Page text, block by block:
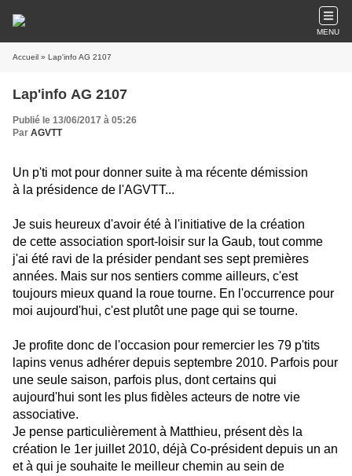
MENU
Accueil » Lap'info AG 2107
Lap'info AG 2107
Publié le 13/06/2017 à 05:26
Par AGVTT
Un p'ti mot pour donner suite à ma récente démission
à la présidence de l'AGVTT...
Je suis heureux d'avoir été à l'initiative de la création
de cette association sport-loisir sur la Gaub, tout comme
j'ai été ravi de la présider pendant ses sept premières
années. Mais sur nos sentiers comme ailleurs, c'est
toujours mieux quand la roue tourne. En l'occurrence pour
moi aujourd'hui, c'est plutôt une page qui se tourne.
Je profite donc de l'occasion pour remercier les 79 p'tits
lapins venus adhérer depuis septembre 2010. Parfois pour
une seule saison, parfois plus, dont certains qui
aujourd'hui sont les plus fidèles acteurs de notre vie
associative.
Je pense particulièrement à Matthieu, présent dès la
création le 1er juillet 2010, déjà Co-président depuis un an
et à qui je souhaite le meilleur chemin au sein de